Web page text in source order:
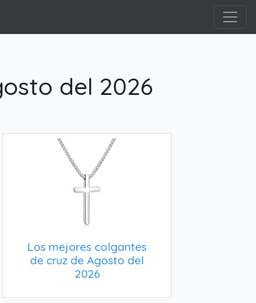
del 2026
Los mejores colgantes
de cruz de Agosto del
2026